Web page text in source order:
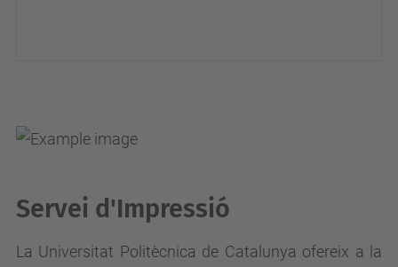
Servei d'Impressió
La Universitat Politècnica de Catalunya ofereix a la